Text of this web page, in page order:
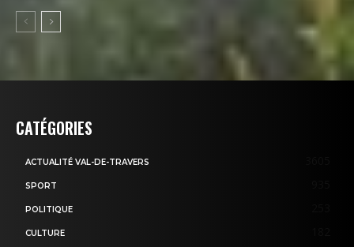
CATÉGORIES
ACTUALITÉ VAL-DE-TRAVERS
SPORT
POLITIQUE
CULTURE